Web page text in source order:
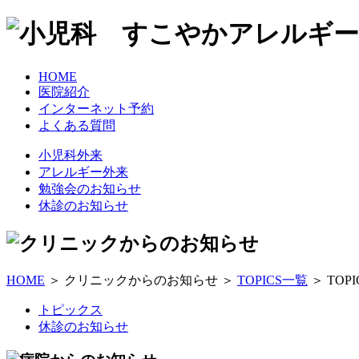
HOME
医院紹介
インターネット予約
よくある質問
小児科外来
アレルギー外来
勉強会のお知らせ
休診のお知らせ
HOME ＞ クリニックからのお知らせ ＞ TOPICS一覧 ＞
トピックス
休診のお知らせ